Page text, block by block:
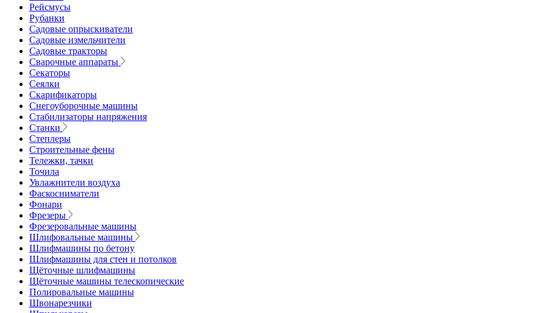
Рейсмусы
Рубанки
Садовые опрыскиватели
Садовые измельчители
Садовые тракторы
Сварочные аппараты
Секаторы
Сеялки
Скарификаторы
Снегоуборочные машины
Стабилизаторы напряжения
Станки
Степлеры
Строительные фены
Тележки, тачки
Точила
Увлажнители воздуха
Фаскосниматели
Фонари
Фрезеры
Фрезеровальные машины
Шлифовальные машины
Шлифмашины по бетону
Шлифмашины для стен и потолков
Щёточные шлифмашины
Щёточные машины телескопические
Полировальные машины
Швонарезчики